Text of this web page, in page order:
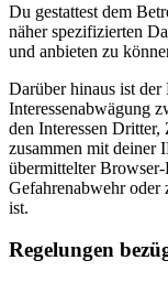
Du gestattest dem
näher spezifizierten
und anbieten zu
Darüber hinaus ist
Interessenabwägung
den Interessen
zusammen mit deiner
übermittelter
Gefahrenabwehr
ist.
Regelungen